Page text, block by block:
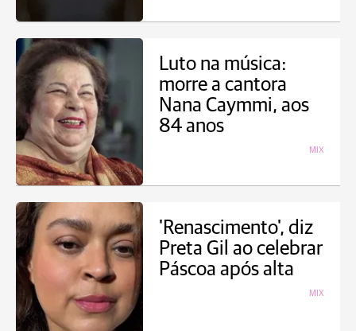
Luto na música:
morre a cantora
Nana Caymmi, aos
84 anos
MIX
'Renascimento', diz
Preta Gil ao celebrar
Páscoa após alta
MIX